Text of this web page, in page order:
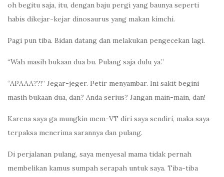
oh begitu saja, itu, dengan baju pergi yang baunya seperti
habis dikejar-kejar dinosaurus yang makan kimchi.
Pagi pun tiba. Bidan datang dan melakukan pengecekan lagi.
“Wah masih bukaan dua bu. Pulang saja dulu ya.”
“APAAA??!” Jegar-jeger. Petir menyambar. Ini sakit begini
masih bukaan dua, dan? Anda serius? Jangan main-main, dan!
Karena saya ga mungkin mem-VT diri saya sendiri, maka saya
terpaksa menerima sarannya dan pulang.
Di perjalanan pulang, saya menyesal mama tidak pernah
membelikan kamus sumpah serapah untuk saya. Tiba-tiba